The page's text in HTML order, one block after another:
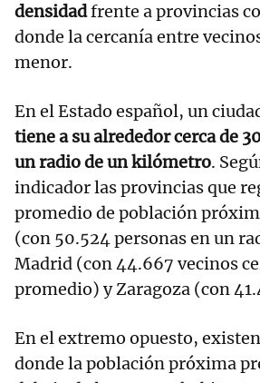
densidadfrente a provincias
donde la cercanía entre
menor.
En el Estado español, un
tiene a su alrededor cerca de
un radio de un kilómetro.
indicador las provincias que
promedio de población
(con 50.524 personas en un
Madrid (con 44.667 vecinos
promedio) y Zaragoza (con
En el extremo opuesto,
donde la población próxima